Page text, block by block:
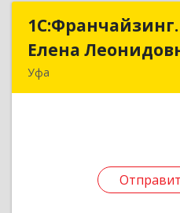
Елена
Уфа